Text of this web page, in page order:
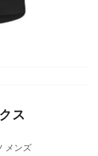
ス
メンズ